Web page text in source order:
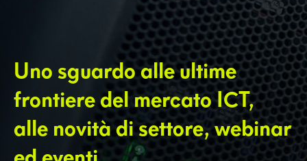
Uno sguardo alle ultime
frontiere del mercato ICT,
alle novità di settore, webinar